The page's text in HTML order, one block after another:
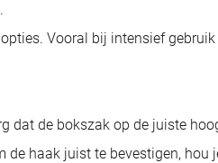
Vooral bij intensief
de bokszak op de juiste
haak juist te bevestigen,